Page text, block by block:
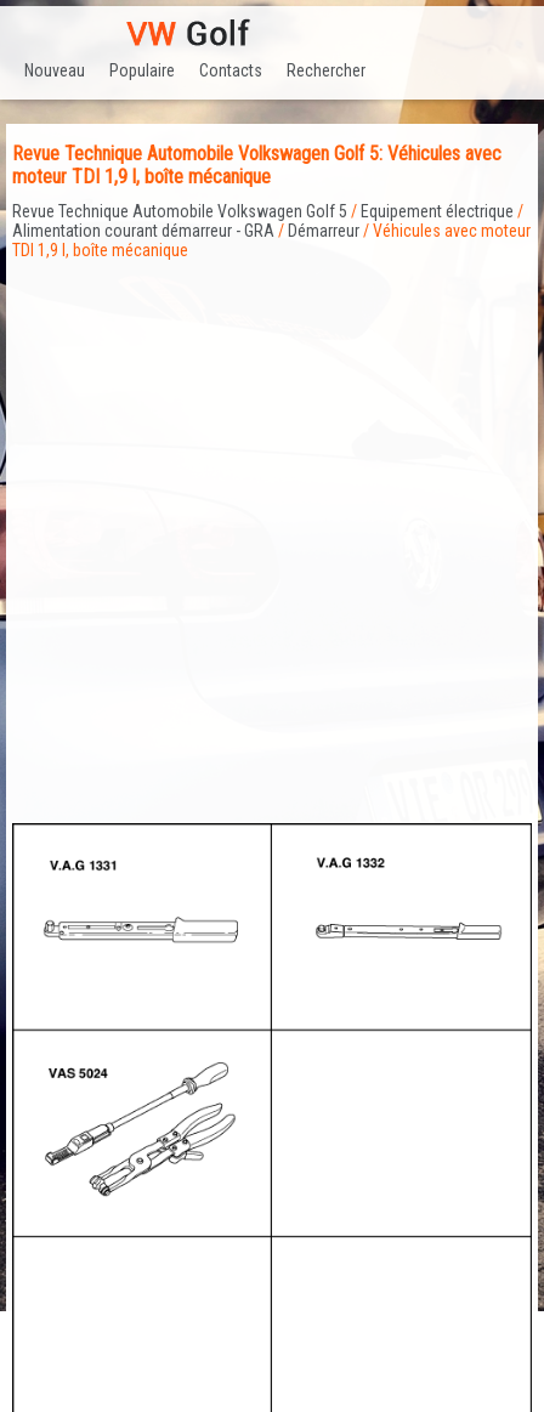
Nouveau Populaire Contacts Rechercher
Revue Technique Automobile Volkswagen Golf 5: Véhicules avec
moteur TDI 1,9 l, boîte mécanique
Revue Technique Automobile Volkswagen Golf 5 / Equipement électrique /
Alimentation courant démarreur - GRA/ Démarreur/ Véhicules avec moteur
TDI 1,9 l, boîte mécanique